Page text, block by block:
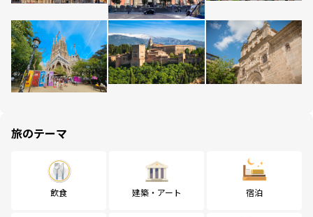
旅のテーマ
飲食 建築・アート 宿泊